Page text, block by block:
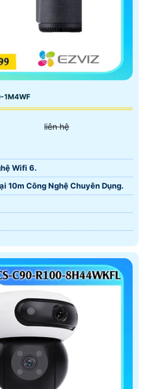
1M4WF
liên hệ
Wifi 6.
10m Công Nghệ Chuyên Dụng.